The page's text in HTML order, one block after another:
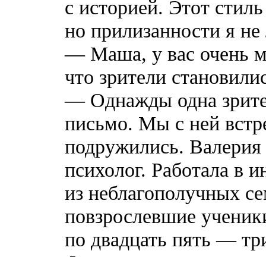
с историей. Этот
но прилизанности я
— Маша, у вас очень
что зрители
— Однажды одна
письмо. Мы с ней
подружились.
психолог. Работала в
из неблагополучных
повзрослевшие
по двадцать пять —